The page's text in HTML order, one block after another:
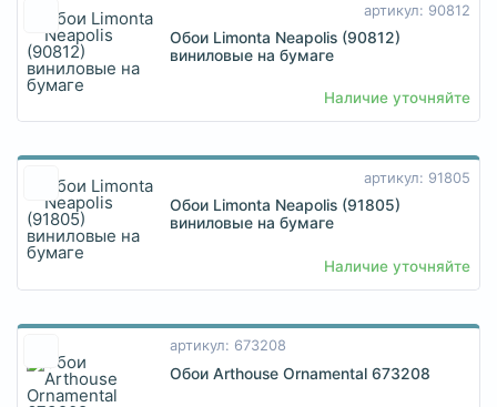
артикул: 90812
Обои Limonta Neapolis (90812)
виниловые на бумаге
Наличие уточняйте
артикул: 91805
Обои Limonta Neapolis (91805)
виниловые на бумаге
Наличие уточняйте
артикул: 673208
Обои Arthouse Ornamental 673208